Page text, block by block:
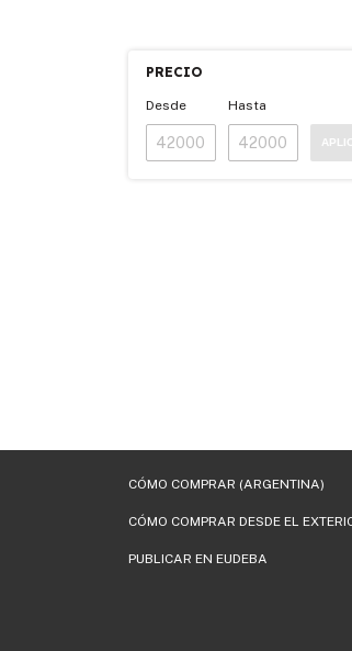
PRECIO
Desde Hasta
CÓMO COMPRAR (ARGENTINA)
CÓMO COMPRAR DESDE EL
PUBLICAR EN EUDEBA